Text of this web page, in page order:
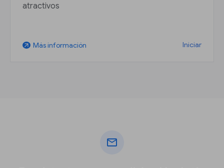
atractivos
arrow_outward Más información Iniciar
mail